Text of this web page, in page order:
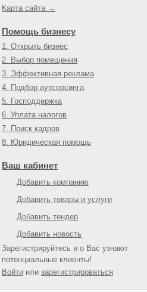
Карта сайта →
Помощь бизнесу
1. Открыть бизнес
2. Выбор помещения
3. Эффективная реклама
4. Подбор аутсорсинга
5. Господдержка
6. Уплата налогов
7. Поиск кадров
8. Юридическая помощь
Ваш кабинет
Добавить компанию
Добавить товары и услуги
Добавить тендер
Добавить новость
Зарегистрируйтесь и о Вас узнают
потенциальные клиенты!
Войти или зарегистрироваться